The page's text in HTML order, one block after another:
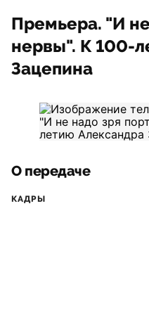
Премьера. "И
нервы". К 100-
Зацепина
О передаче
КАДРЫ